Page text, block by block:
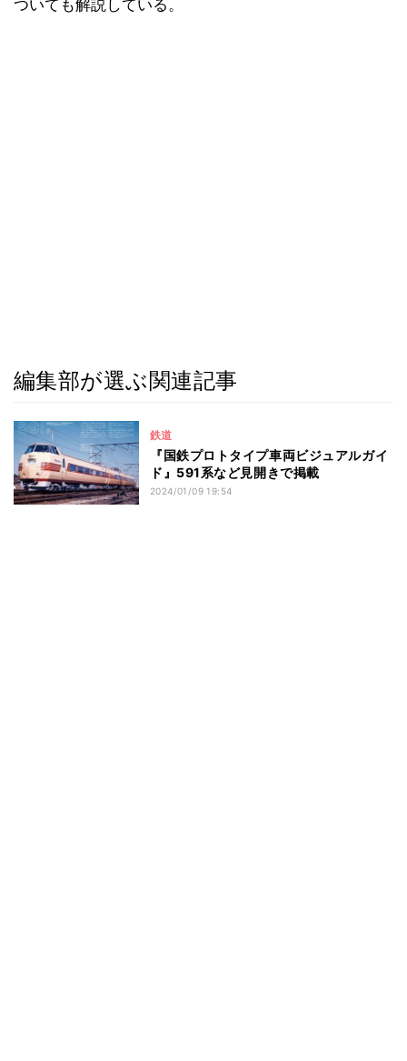
ついても解説している。
編集部が選ぶ関連記事
鉄道
『国鉄プロトタイプ車両ビジュアルガイ
ド』591系など見開きで掲載
2024/01/09 19:54